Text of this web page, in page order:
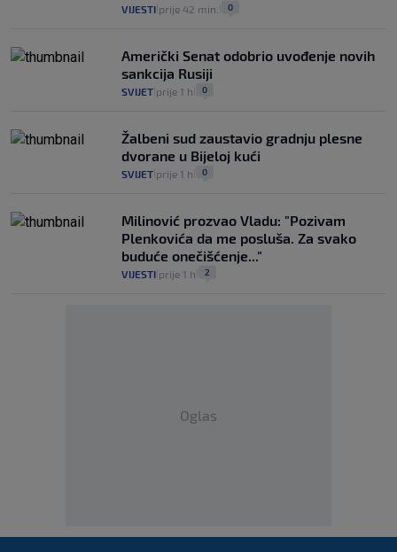
VIJESTI prije 42 min. 0
Američki Senat odobrio uvođenje novih
sankcija Rusiji
SVIJET prije 1 h 0
Žalbeni sud zaustavio gradnju plesne
dvorane u Bijeloj kući
SVIJET prije 1 h 0
Milinović prozvao Vladu: "Pozivam
Plenkovića da me posluša. Za svako
buduće onečišćenje..."
VIJESTI prije 1 h 2
Oglas